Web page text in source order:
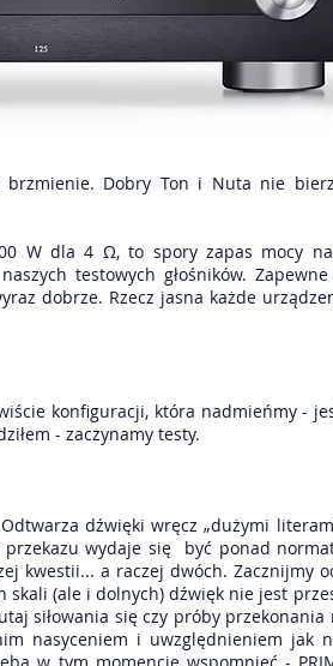
Dobry Ton i Nuta nie
W dla 4 Ω, to spory zapas mocy
testowych głośników.
dobrze. Rzecz jasna każde
konfiguracji, która nadmieńmy -
- zaczynamy testy.
dźwięki wręcz „dużymi
wydaje się być ponad
kwestii... a raczej dwóch. Zacznijmy
(ale i dolnych) dźwięk nie jest
siłowania się czy próby
nasyceniem i uwzględnieniem jak